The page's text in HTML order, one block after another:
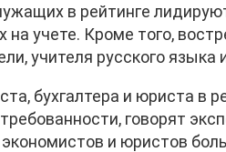
в рейтинге
на учете. Кроме того,
учителя русского
бухгалтера и юриста в
говорят
и юристов